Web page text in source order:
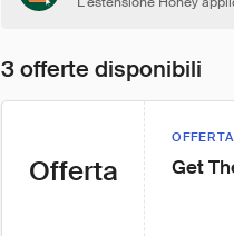
3 offerte disponibili
Offerta
OFFERTA
Get